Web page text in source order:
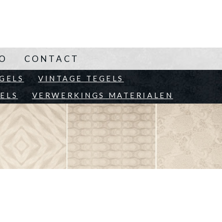
VINTAGE TEGELS
VERWERKINGS MATERIALEN
CONTACT